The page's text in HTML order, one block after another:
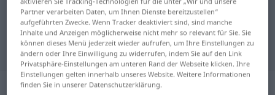
"Wachstum" Französisch
Übersetzung
„Wachstum“: Neutrum
Partner verarbeiten Daten, um Ihnen Dienste bereitzustellen“
aufgeführten Zwecke. Wenn Tracker deaktiviert sind, sind manche
Inhalte und Anzeigen möglicherweise nicht mehr so relevant für Sie. Sie
können dieses Menü jederzeit wieder aufrufen, um Ihre Einstellungen zu
ändern oder Ihre Einwilligung zu widerrufen, indem Sie auf den Link
Privatsphäre-Einstellungen am unteren Rand der Webseite klicken. Ihre
Einstellungen gelten innerhalb unseres Website. Weitere Informationen
finden Sie in unserer Datenschutzerklärung.